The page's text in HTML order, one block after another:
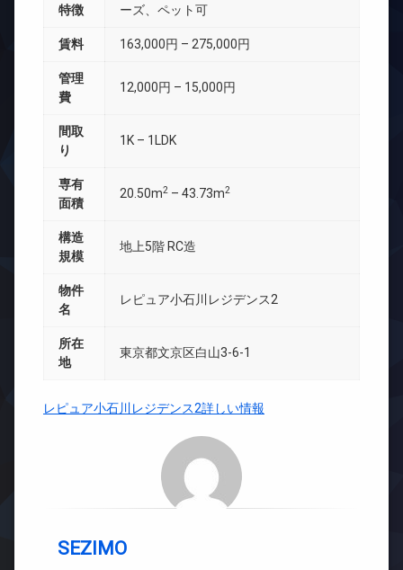
特徴
ーズ、ペット可
賃料 163,000円 – 275,000円
管理
費
12,000円 – 15,000円
間取
り
1K – 1LDK
専有
面積
20.50m2 – 43.73m2
構造
規模
地上5階 RC造
物件
名
レピュア小石川レジデンス2
所在
地
東京都文京区白山3-6-1
レピュア小石川レジデンス2詳しい情報
SEZIMO